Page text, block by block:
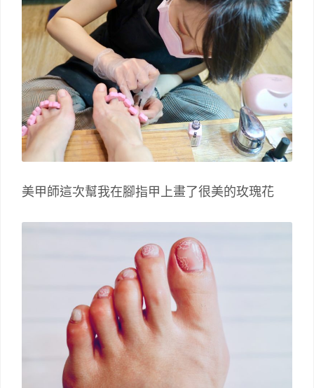
美甲師這次幫我在腳指甲上畫了很美的玫瑰花